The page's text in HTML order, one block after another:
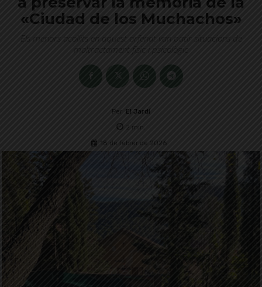
«Ciudad de los Muchachos»
Els menors acollits en aquest orfenat van patir situacions de
maltractament físic i psicològic
Per El Jardí
2 min.
18 de febrer de 2026